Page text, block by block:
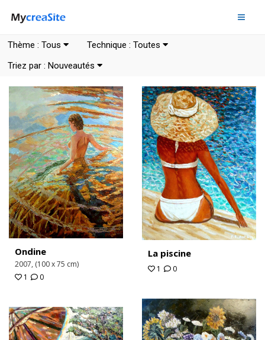
Thème : Tous Technique : Toutes
Triez par : Nouveautés
Ondine
2007, (100 x 75 cm)
1
0
La piscine
1 0